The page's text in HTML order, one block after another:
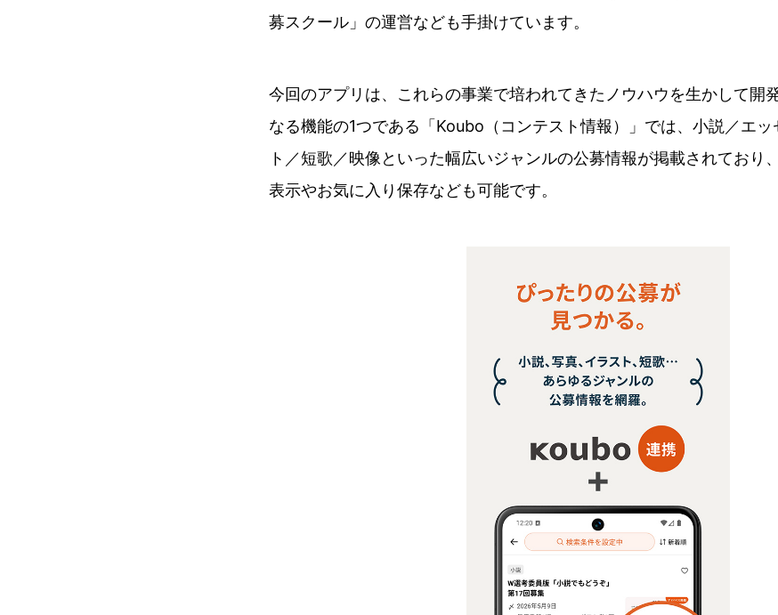
募スクール」の運営なども手掛けています。
今回のアプリは、これらの事業で培われてきたノウハウを生かして開
なる機能の1つである「Koubo（コンテスト情報）」では、小説／エッ
ト／短歌／映像といった幅広いジャンルの公募情報が掲載されており
表示やお気に入り保存なども可能です。